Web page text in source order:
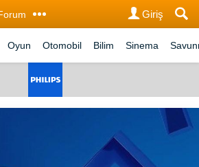
Giriş
Oyun Otomobil Bilim Sinema